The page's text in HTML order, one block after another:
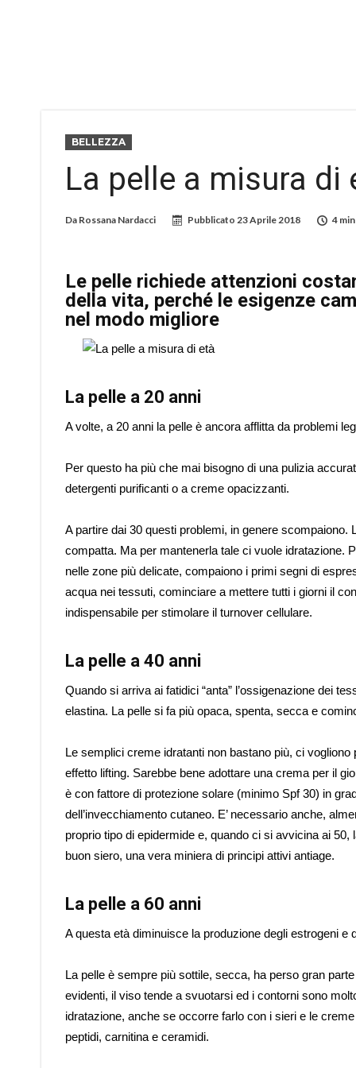
BELLEZZA
La pelle a misura di
Da Rossana Nardacci Pubblicato 23 Aprile 2018 4
Le pelle richiede attenzioni
della vita, perché le esigenze
nel modo migliore
La pelle a 20 anni
A volte, a 20 anni la pelle è ancora afflitta da problemi
Per questo ha più che mai bisogno di una pulizia
detergenti purificanti o a creme opacizzanti.
A partire dai 30 questi problemi, in genere
compatta. Ma per mantenerla tale ci vuole idratazione.
nelle zone più delicate, compaiono i primi segni di
acqua nei tessuti, cominciare a mettere tutti i giorni il
indispensabile per stimolare il turnover cellulare.
La pelle a 40 anni
Quando si arriva ai fatidici “anta” l’ossigenazione dei
elastina. La pelle si fa più opaca, spenta, secca e
Le semplici creme idratanti non bastano più, ci
effetto lifting. Sarebbe bene adottare una crema per il
è con fattore di protezione solare (minimo Spf 30) in
dell’invecchiamento cutaneo. E’ necessario anche,
proprio tipo di epidermide e, quando ci si avvicina ai
buon siero, una vera miniera di principi attivi antiage.
La pelle a 60 anni
A questa età diminuisce la produzione degli estrogeni
La pelle è sempre più sottile, secca, ha perso gran
evidenti, il viso tende a svuotarsi ed i contorni sono
idratazione, anche se occorre farlo con i sieri e le
peptidi, carnitina e ceramidi.